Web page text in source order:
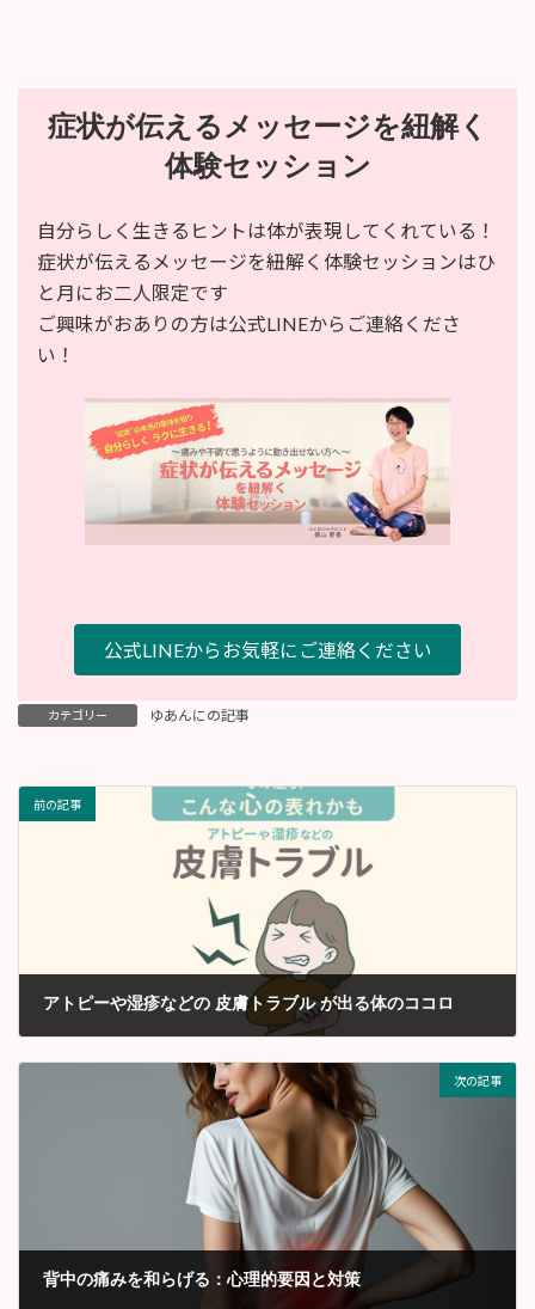
症状が伝えるメッセージを紐解く
体験セッション
自分らしく生きるヒントは体が表現してくれている！
症状が伝えるメッセージを紐解く体験セッションはひ
と月にお二人限定です
ご興味がおありの方は公式LINEからご連絡くださ
い！
公式LINEからお気軽にご連絡ください
カテゴリー ゆあんにの記事
前の記事
アトピーや湿疹などの 皮膚トラブル が出る体のココロ
2024年3月
次の記事
背中の痛みを和らげる：心理的要因と対策